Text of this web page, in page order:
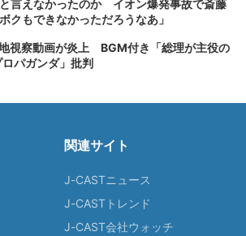
言えなかったのか イオン爆発事故で斎藤
クもできなかっただろうなあ」
視察動画が炎上 BGM付き「総理が主役の
パガンダ」批判
関連サイト
J-CASTニュース
J-CASTトレンド
J-CAST会社ウォッチ